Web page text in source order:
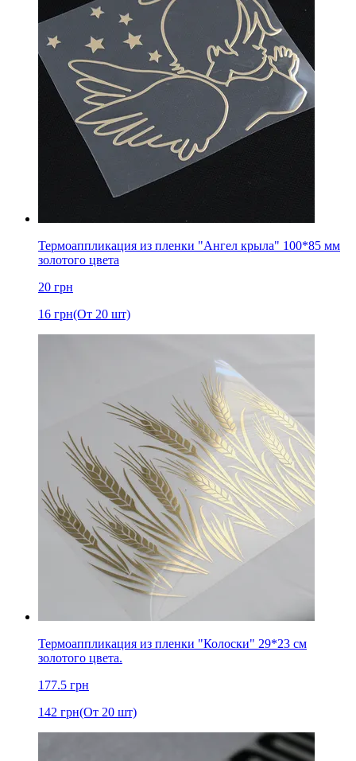
Термоаппликация из пленки "Ангел крыла" 100*85 мм
золотого цвета
20 грн
16 грн(От 20 шт)
Термоаппликация из пленки "Колоски" 29*23 см
золотого цвета.
177.5 грн
142 грн(От 20 шт)